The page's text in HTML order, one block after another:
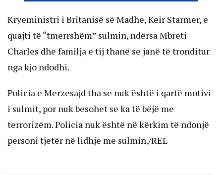
Kryeministri i Britanisë së Madhe, Keir Starmer, e
quajti të “tmerrshëm” sulmin, ndërsa Mbreti
Charles dhe familja e tij thanë se janë të tronditur
nga kjo ndodhi.
Policia e Merzesajd tha se nuk është i qartë motivi
i sulmit, por nuk besohet se ka të bëjë me
terrorizëm. Policia nuk është në kërkim të ndonjë
personi tjetër në lidhje me sulmin./REL